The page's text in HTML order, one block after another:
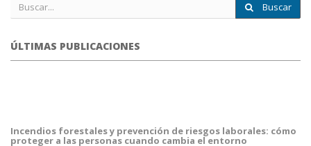
Buscar
ÚLTIMAS PUBLICACIONES
Incendios forestales y prevención de riesgos laborales: cómo
proteger a las personas cuando cambia el entorno